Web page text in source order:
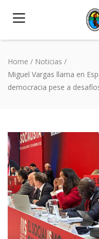
Home / Noticias /
Miguel Vargas llama en
democracia pese a